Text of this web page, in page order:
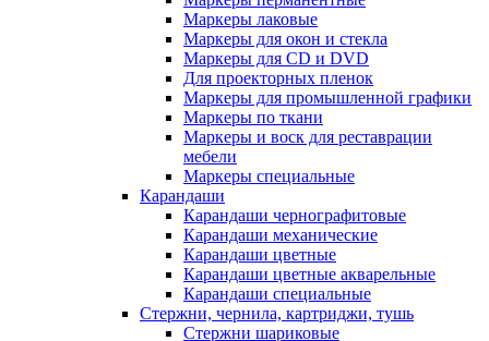
Маркеры лаковые
Маркеры для окон и стекла
Маркеры для CD и DVD
Для проекторных пленок
Маркеры для промышленной графики
Маркеры по ткани
Маркеры и воск для реставрации
мебели
Маркеры специальные
Карандаши
Карандаши чернографитовые
Карандаши механические
Карандаши цветные
Карандаши цветные акварельные
Карандаши специальные
Стержни, чернила, картриджи, тушь
Стержни шариковые